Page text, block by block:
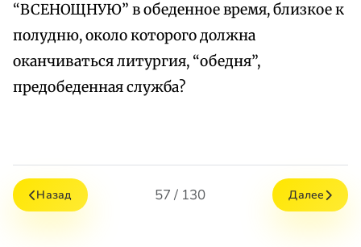
“ВСЕНОЩНУЮ” в обеденное время, близкое к
полудню, около которого должна
оканчиваться литургия, “обедня”,
предобеденная служба?
Назад 57 / 130 Далее